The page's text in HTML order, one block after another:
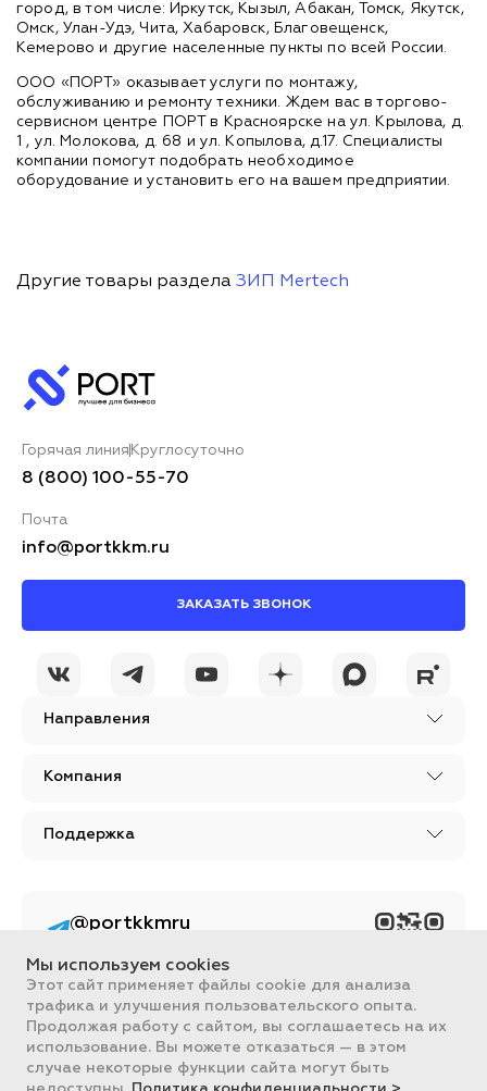
город, в том числе: Иркутск, Кызыл, Абакан, Томск, Якутск,
Омск, Улан-Удэ, Чита, Хабаровск, Благовещенск,
Кемерово и другие населенные пункты по всей России.
ООО «ПОРТ» оказывает услуги по монтажу,
обслуживанию и ремонту техники. Ждем вас в торгово-
сервисном центре ПОРТ в Красноярске на ул. Крылова, д.
1 , ул. Молокова, д. 68 и ул. Копылова, д.17. Специалисты
компании помогут подобрать необходимое
оборудование и установить его на вашем предприятии.
Другие товары раздела ЗИП Mertech
Направления
Компания
Поддержка
Горячая линия Круглосуточно
8 (800) 100-55-70
Почта
info@portkkm.ru
ЗАКАЗАТЬ ЗВОНОК
Вся информация, размещенная на сайте, носит ознакомительный
характер и не является публичной офертой, определяемой
положениями Статьи 437 ГК РФ.
Все цены на сайте указаны с НДС. ООО "ПОРТ" ИНН 2461018892,
ОГРН 1022401953496
@portkkmru
контент PORT - бизнес
портал
Мы используем cookies
Этот сайт применяет файлы cookie для анализа
трафика и улучшения пользовательского опыта.
Продолжая работу с сайтом, вы соглашаетесь на их
использование. Вы можете отказаться — в этом
случае некоторые функции сайта могут быть